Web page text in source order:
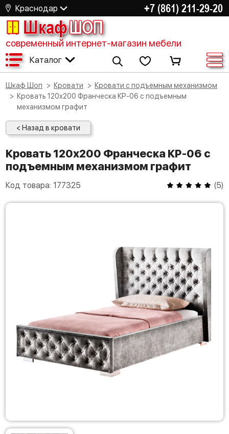
Краснодар +7 (861) 211-29-20
ШкафШОП
современный интернет-магазин мебели
Каталог
Шкаф Шоп Кровати
Кровати с подъемным механизмом
Кровать 120х200 Франческа КР-06 с подъемным
механизмом графит
< Назад в кровати
Кровать 120х200 Франческа КР-06 с
подъемным механизмом графит
Код товара: 177325 (5)